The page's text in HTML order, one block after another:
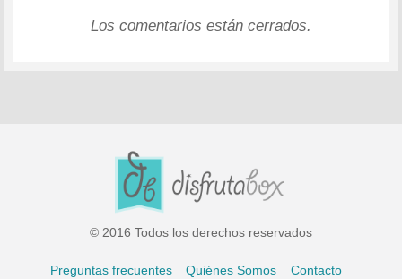
Los comentarios están cerrados.
© 2016 Todos los derechos reservados
Preguntas frecuentes Quiénes Somos Contacto